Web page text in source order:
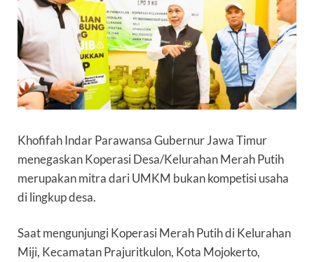
Khofifah Indar Parawansa Gubernur Jawa Timur
menegaskan Koperasi Desa/Kelurahan Merah Putih
merupakan mitra dari UMKM bukan kompetisi usaha
di lingkup desa.
Saat mengunjungi Koperasi Merah Putih di Kelurahan
Miji, Kecamatan Prajuritkulon, Kota Mojokerto,